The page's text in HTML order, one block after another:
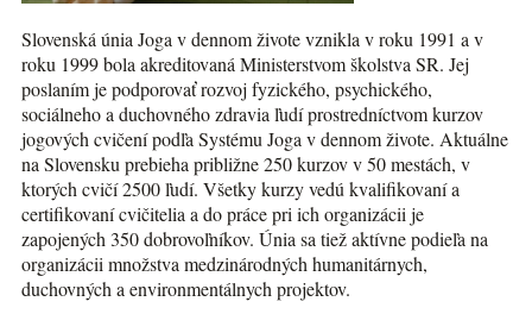
Slovenská únia Joga v dennom živote vznikla v roku 1991 a v
roku 1999 bola akreditovaná Ministerstvom školstva SR. Jej
poslaním je podporovať rozvoj fyzického, psychického,
sociálneho a duchovného zdravia ľudí prostredníctvom kurzov
jogových cvičení podľa Systému Joga v dennom živote. Aktuálne
na Slovensku prebieha približne 250 kurzov v 50 mestách, v
ktorých cvičí 2500 ľudí. Všetky kurzy vedú kvalifikovaní a
certifikovaní cvičitelia a do práce pri ich organizácii je
zapojených 350 dobrovoľníkov. Únia sa tiež aktívne podieľa na
organizácii množstva medzinárodných humanitárnych,
duchovných a environmentálnych projektov.